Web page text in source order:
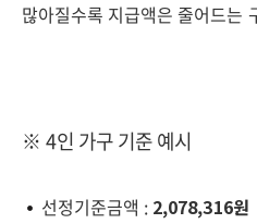
많아질수록 지급액은 줄어드는
※ 4인 가구 기준 예시
선정기준금액 : 2,078,316원